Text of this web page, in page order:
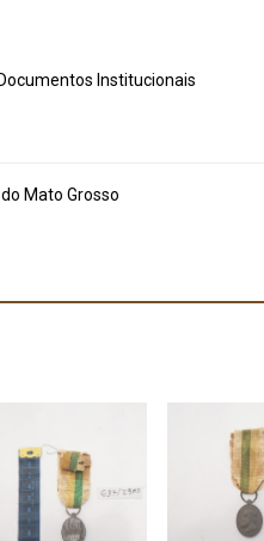
Documentos Institucionais
Mato Grosso